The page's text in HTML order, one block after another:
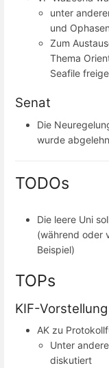
unter
und
Zum
Thema
Seafile
Senat
Die
wurde
TODOs
Die leere Uni
(während oder
Beispiel)
TOPs
KIF-Vorstellung
AK zu
Unter
diskutiert